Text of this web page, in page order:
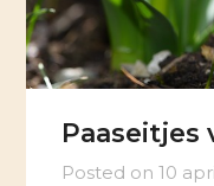
Paaseitjes
Posted on10